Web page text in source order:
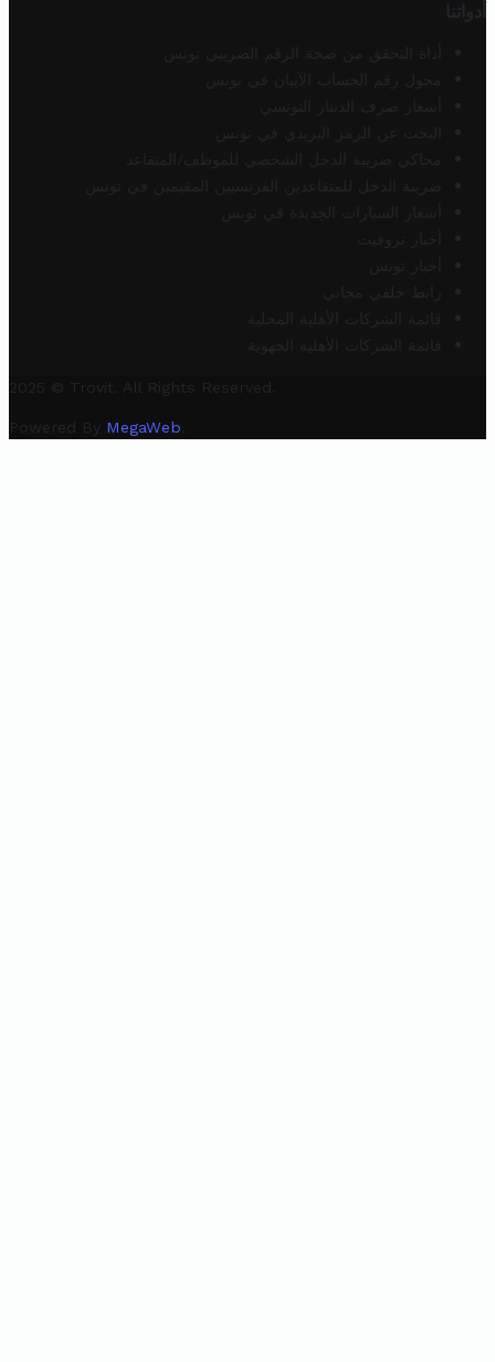
أدواتنا
أداة التحقق من صحة الرقم الضريبي تونس
محول رقم الحساب الآيبان في تونس
أسعار صرف الدينار التونسي
البحث عن الرمز البريدي في تونس
محاكي ضريبة الدخل الشخصي للموظف/المتقاعد
ضريبة الدخل للمتقاعدين الفرنسيين المقيمين في تونس
أسعار السيارات الجديدة في تونس
أخبار تروفيت
أخبار تونس
رابط خلفي مجاني
قائمة الشركات الأهلية المحلية
قائمة الشركات الأهلية الجهوية
2025 © Trovit. All Rights Reserved.
Powered By MegaWeb